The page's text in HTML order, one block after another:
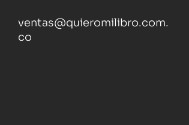
ventas@quieromilibro.com.
co